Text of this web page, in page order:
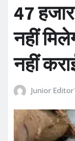
47
नहीं
नहीं
Junior